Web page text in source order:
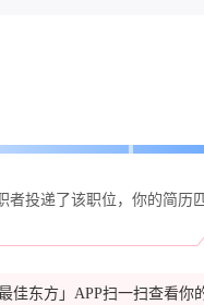
者投递了该职位，你的简历
佳东方」APP扫一扫查看你